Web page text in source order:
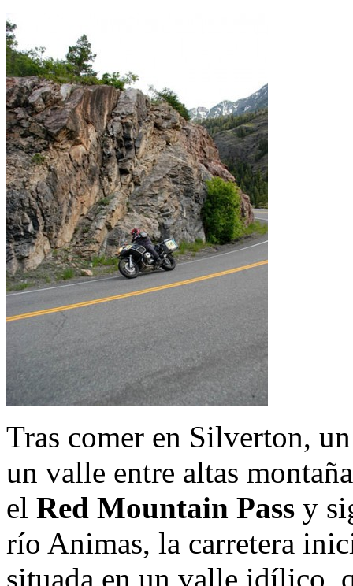
Tras comer en Silverton,
un valle entre altas
el Red Mountain Pass y
río Animas, la carretera
situada en un valle idílico,